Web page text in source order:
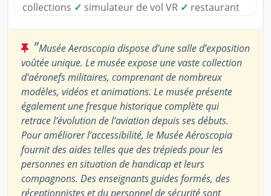
collections ✓ simulateur de vol VR ✓ restaurant
"Musée Aeroscopia dispose d’une salle d’exposition
voûtée unique. Le musée expose une vaste collection
d’aéronefs militaires, comprenant de nombreux
modèles, vidéos et animations. Le musée présente
également une fresque historique complète qui
retrace l’évolution de l’aviation depuis ses débuts.
Pour améliorer l’accessibilité, le Musée Aéroscopia
fournit des aides telles que des trépieds pour les
personnes en situation de handicap et leurs
compagnons. Des enseignants guides formés, des
réceptionnistes et du personnel de sécurité sont